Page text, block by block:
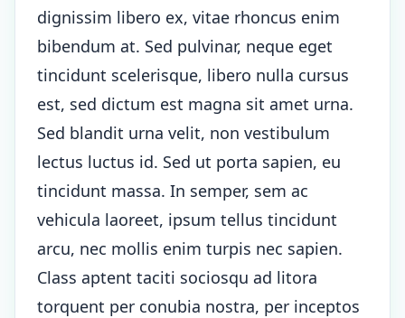
dignissim libero ex, vitae rhoncus enim
bibendum at. Sed pulvinar, neque eget
tincidunt scelerisque, libero nulla cursus
est, sed dictum est magna sit amet urna.
Sed blandit urna velit, non vestibulum
lectus luctus id. Sed ut porta sapien, eu
tincidunt massa. In semper, sem ac
vehicula laoreet, ipsum tellus tincidunt
arcu, nec mollis enim turpis nec sapien.
Class aptent taciti sociosqu ad litora
torquent per conubia nostra, per inceptos